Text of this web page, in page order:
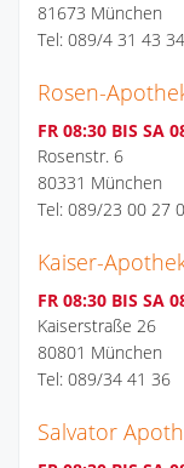
81673 München
Tel: 089/4 31 43 34
Rosen-
FR 08:30 BIS SA
Rosenstr. 6
80331 München
Tel: 089/23 00 27
Kaiser-
FR 08:30 BIS SA
Kaiserstraße 26
80801 München
Tel: 089/34 41 36
Salvator